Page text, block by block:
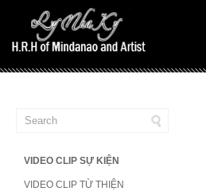
VIDEO CLIP SỰ KIỆN
VIDEO CLIP TỪ THIỆN